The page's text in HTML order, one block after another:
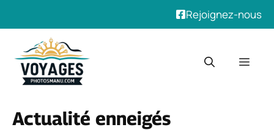
Rejoignez-nous
contenu
Actualité enneigés